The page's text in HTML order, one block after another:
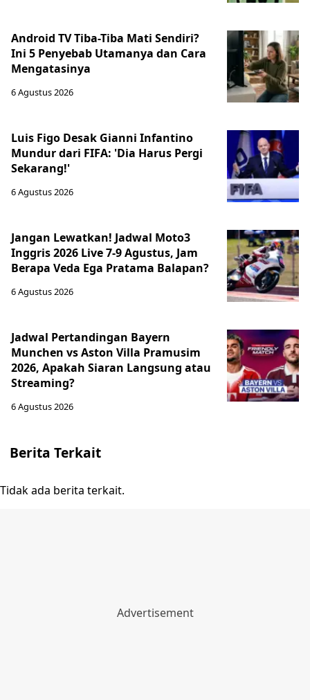
Android TV Tiba-Tiba Mati Sendiri?
Ini 5 Penyebab Utamanya dan Cara
Mengatasinya
6 Agustus 2026
Luis Figo Desak Gianni Infantino
Mundur dari FIFA: 'Dia Harus Pergi
Sekarang!'
6 Agustus 2026
Jangan Lewatkan! Jadwal Moto3
Inggris 2026 Live 7-9 Agustus, Jam
Berapa Veda Ega Pratama Balapan?
6 Agustus 2026
Jadwal Pertandingan Bayern
Munchen vs Aston Villa Pramusim
2026, Apakah Siaran Langsung atau
Streaming?
6 Agustus 2026
Berita Terkait
Tidak ada berita terkait.